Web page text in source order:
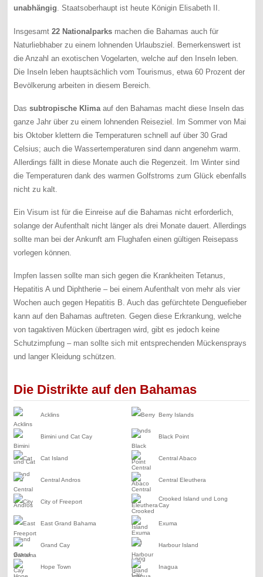
unabhängig. Staatsoberhaupt ist heute Königin Elisabeth II.
Insgesamt22 Nationalparks machen die Bahamas auch für
Naturliebhaber zu einem lohnenden Urlaubsziel. Bemerkenswert ist
die Anzahl an exotischen Vogelarten, welche auf den Inseln leben.
Die Inseln leben hauptsächlich vom Tourismus, etwa 60 Prozent der
Bevölkerung arbeiten in diesem Bereich.
Dassubtropische Klima auf den Bahamas macht diese Inseln das
ganze Jahr über zu einem lohnenden Reiseziel. Im Sommer von Mai
bis Oktober klettern die Temperaturen schnell auf über 30 Grad
Celsius; auch die Wassertemperaturen sind dann angenehm warm.
Allerdings fällt in diese Monate auch die Regenzeit. Im Winter sind
die Temperaturen dank des warmen Golfstroms zum Glück ebenfalls
nicht zu kalt.
Ein Visum ist für die Einreise auf die Bahamas nicht erforderlich,
solange der Aufenthalt nicht länger als drei Monate dauert. Allerdings
sollte man bei der Ankunft am Flughafen einen gültigen Reisepass
vorlegen können.
Impfen lassen sollte man sich gegen die Krankheiten Tetanus,
Hepatitis A und Diphtherie – bei einem Aufenthalt von mehr als vier
Wochen auch gegen Hepatitis B. Auch das gefürchtete Denguefieber
kann auf den Bahamas auftreten. Gegen diese Erkrankung, welche
von tagaktiven Mücken übertragen wird, gibt es jedoch keine
Schutzimpfung – man sollte sich mit entsprechenden Mückensprays
und langer Kleidung schützen.
Die Distrikte auf den Bahamas
Acklins Berry Islands
Bimini und Cat Cay Black Point
Cat Island Central Abaco
Central Andros Central Eleuthera
City of Freeport
Crooked Island und Long
Cay
East Grand Bahama Exuma
Grand Cay Harbour Island
Hope Town Inagua